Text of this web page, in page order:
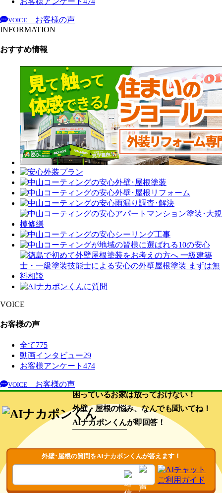
VOICE
お客様の声
INFORMATION
おすすめ情報
VOICE
お客様の声
全て775
動画インタビュー29
お客様アンケート 474
VOICE
お客様の声
困っているお家は放っておけない！
外壁・屋根の悩み、なんでも聞いてね！
AIナカポンくんが即回答！
外壁･屋根の質問をAIナカポンくんが答えます！